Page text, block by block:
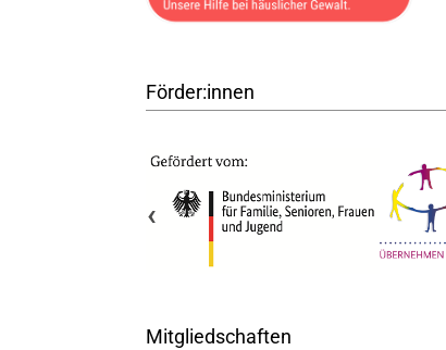
Förder:innen
‹
Mitgliedschaften